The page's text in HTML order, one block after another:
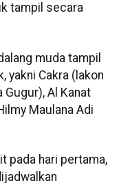
tampil secara
muda tampil
yakni Cakra (lakon
Gugur), Al Kanat
Maulana Adi
pada hari pertama,